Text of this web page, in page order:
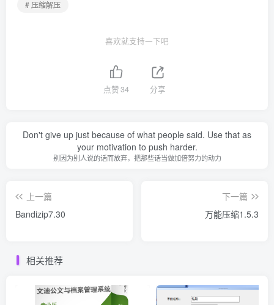
# 压缩解压
喜欢就支持一下吧
点赞34 分享
Don't give up just because of what people said. Use that as
your motivation to push harder.
别因为别人说的话而放弃，把那些话当做加倍努力的动力
上一篇
Bandizip7.30
下一篇
万能压缩1.5.3
相关推荐